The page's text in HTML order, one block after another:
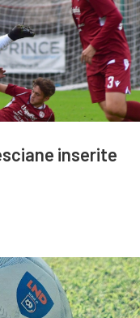
inserite